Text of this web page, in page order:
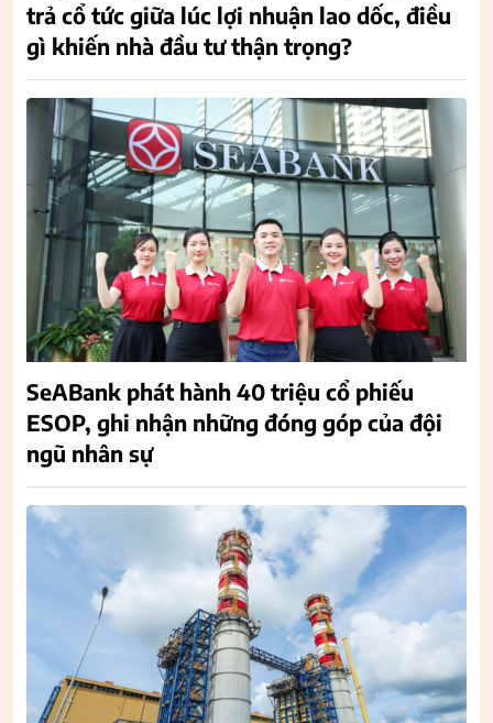
trả cổ tức giữa lúc lợi nhuận lao dốc, điều
gì khiến nhà đầu tư thận trọng?
SeABank phát hành 40 triệu cổ phiếu
ESOP, ghi nhận những đóng góp của đội
ngũ nhân sự